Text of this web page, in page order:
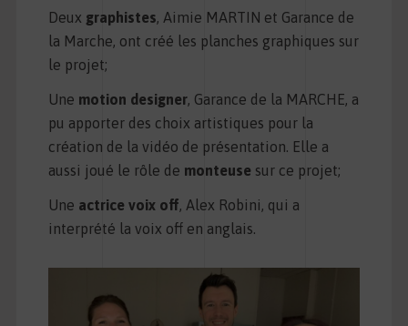
Deux graphistes, Aimie MARTIN et Garance de
la Marche, ont créé les planches graphiques sur
le projet;
Une motion designer, Garance de la MARCHE, a
pu apporter des choix artistiques pour la
création de la vidéo de présentation. Elle a
aussi joué le rôle de monteuse sur ce projet;
Une actrice voix off, Alex Robini, qui a
interprété la voix off en anglais.